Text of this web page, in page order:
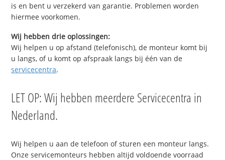
is en bent u verzekerd van garantie. Problemen worden
hiermee voorkomen.
Wij hebben drie oplossingen:
Wij helpen u op afstand (telefonisch), de monteur komt bij
u langs, of u komt op afspraak langs bij één van de
servicecentra.
LET OP: Wij hebben meerdere Servicecentra in
Nederland.
Wij helpen u aan de telefoon of sturen een monteur langs.
Onze servicemonteurs hebben altijd voldoende voorraad